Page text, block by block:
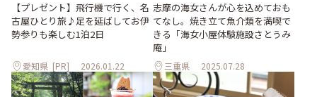
【プレゼント】飛行機で行く、名
古屋ひとり旅♪足を延ばしてお伊
勢参りも楽しむ1泊2日
愛知県 [PR] 2026.01.22
志摩の海女さんが心を込めておも
てなし。焼き立て魚介類を満喫で
きる「海女小屋体験施設さとうみ
庵」
三重県 2025.07.28